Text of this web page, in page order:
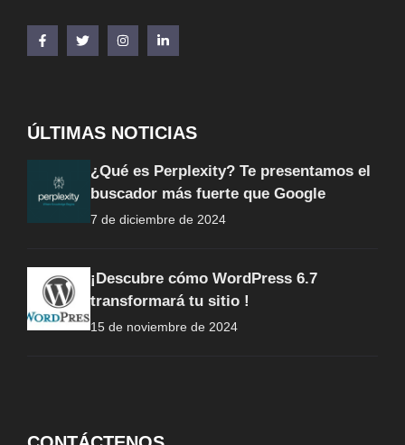
ÚLTIMAS NOTICIAS
¿Qué es Perplexity? Te presentamos el
buscador más fuerte que Google
7 de diciembre de 2024
¡Descubre cómo WordPress 6.7
transformará tu sitio !
15 de noviembre de 2024